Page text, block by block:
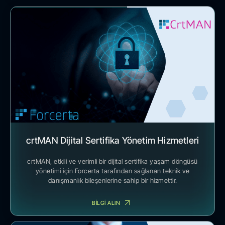
crtMAN Dijital Sertifika Yönetim Hizmetleri
crtMAN, etkili ve verimli bir dijital sertifika yaşam döngüsü
yönetimi için Forcerta tarafından sağlanan teknik ve
danışmanlık bileşenlerine sahip bir hizmettir.
BİLGİ ALIN